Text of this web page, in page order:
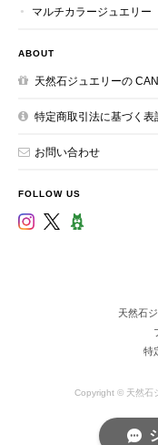
マルチカラージュエリー
ABOUT
天然石ジュエリーの
特定商取引法に基づく表
お問い合わせ
FOLLOW US
天然石
特
Copyright © 天然石